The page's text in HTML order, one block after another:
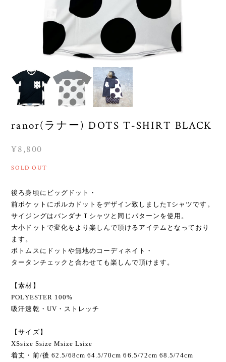
ranor(ラナー) DOTS T-SHIRT BLACK
¥8,800
SOLD OUT
後ろ身頃にビッグドット・
前ポケットにポルカドットをデザイン致しましたTシャツです。
サイジングはバンダナＴシャツと同じパターンを使用。
大小ドットで変化をより楽しんで頂けるアイテムとなっており
ます。
ボトムスにドットや無地のコーディネイト・
タータンチェックと合わせても楽しんで頂けます。
【素材】
POLYESTER 100%
吸汗速乾・UV・ストレッチ
【サイズ】
XSsize Ssize Мsize Lsize
着丈・前/後 62.5/68cm 64.5/70cm 66.5/72cm 68.5/74cm